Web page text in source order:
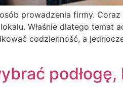
prowadzenia firmy.
Właśnie dlatego temat
codzienność, a